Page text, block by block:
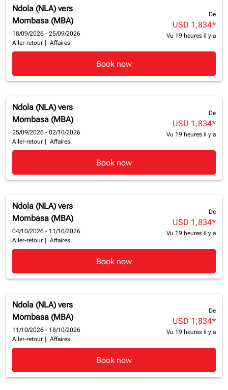
Ndola (NLA) vers
Mombasa (MBA)
18/09/2026 - 25/09/2026
Aller-retour
Affaires
De
USD 1,834*
Vu 19 heures il y a
Book now
Ndola (NLA) vers
Mombasa (MBA)
25/09/2026 - 02/10/2026
Aller-retour
Affaires
De
USD 1,834*
Vu 19 heures il y a
Book now
Ndola (NLA) vers
Mombasa (MBA)
04/10/2026 - 11/10/2026
Aller-retour
Affaires
De
USD 1,834*
Vu 19 heures il y a
Book now
Ndola (NLA) vers
Mombasa (MBA)
11/10/2026 - 18/10/2026
Aller-retour
Affaires
De
USD 1,834*
Vu 19 heures il y a
Book now